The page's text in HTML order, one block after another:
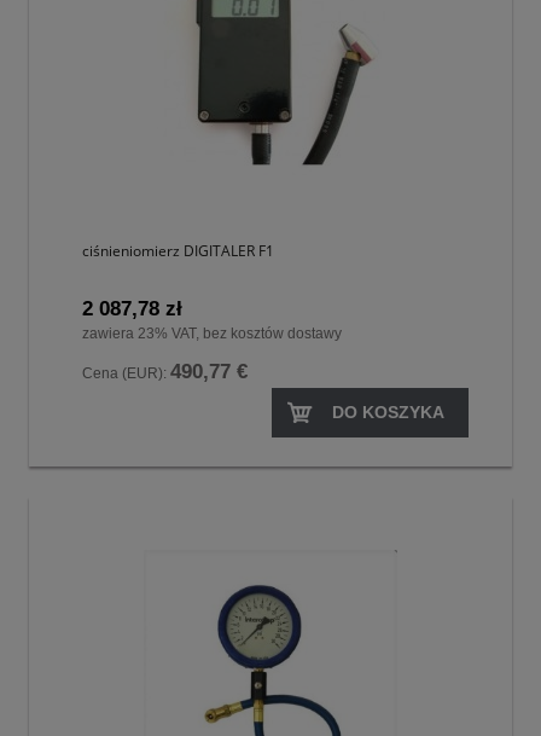
ciśnieniomierz DIGITALER F1
2 087,78 zł
zawiera 23% VAT, bez kosztów dostawy
Cena (EUR): 490,77 €
DO KOSZYKA